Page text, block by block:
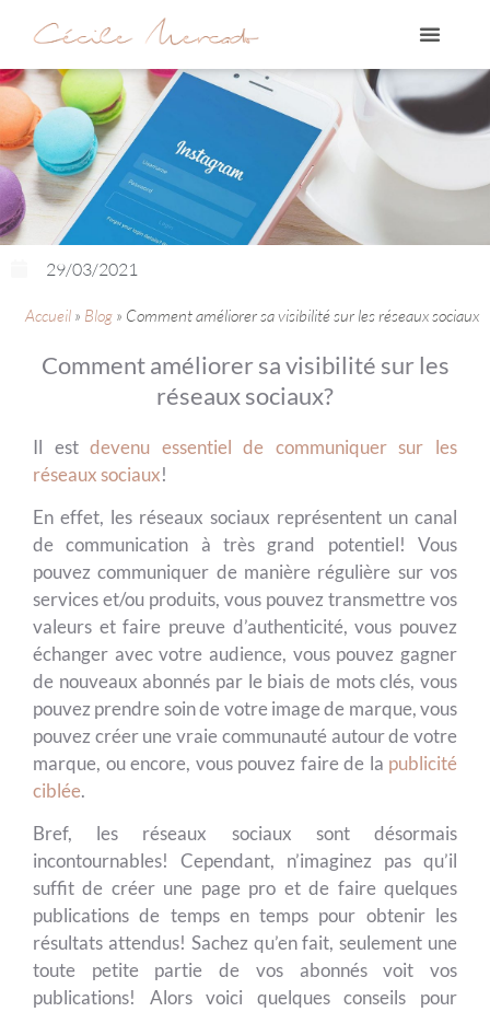
29/03/2021
Accueil » Blog » Comment améliorer sa visibilité sur les réseaux sociaux
Comment améliorer sa visibilité sur les
réseaux sociaux?
Il estdevenu essentiel de communiquer sur les
réseaux sociaux!
En effet, les réseaux sociaux représentent un canal
de communication à très grand potentiel! Vous
pouvez communiquer de manière régulière sur vos
services et/ou produits, vous pouvez transmettre vos
valeurs et faire preuve d’authenticité, vous pouvez
échanger avec votre audience, vous pouvez gagner
de nouveaux abonnés par le biais de mots clés, vous
pouvez prendre soin de votre image de marque, vous
pouvez créer une vraie communauté autour de votre
marque, ou encore, vous pouvez faire de la publicité
ciblée.
Bref, les réseaux sociaux sont désormais
incontournables! Cependant, n’imaginez pas qu’il
suffit de créer une page pro et de faire quelques
publications de temps en temps pour obtenir les
résultats attendus! Sachez qu’en fait, seulement une
toute petite partie de vos abonnés voit vos
publications! Alors voici quelques conseils pour